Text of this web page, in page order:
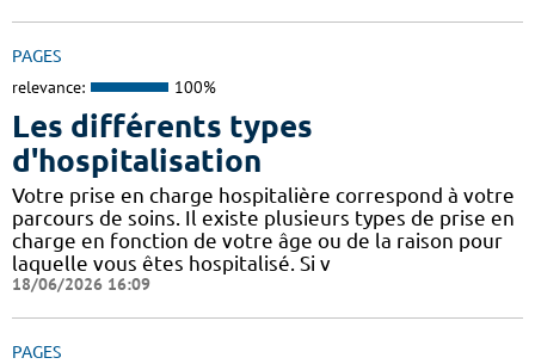
PAGES
relevance: 100%
Les différents types
d'hospitalisation
Votre prise en charge hospitalière correspond à votre
parcours de soins. Il existe plusieurs types de prise en
charge en fonction de votre âge ou de la raison pour
laquelle vous êtes hospitalisé. Si v
18/06/2026 16:09
PAGES